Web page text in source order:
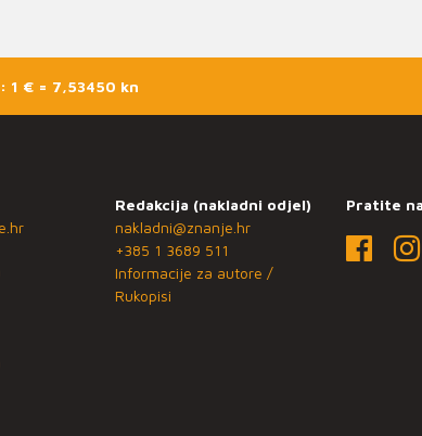
1 € = 7,53450 kn
Redakcija (nakladni odjel)
nakladni@znanje.hr
+385 1 3689 511
Informacije za autore /
Rukopisi
Pratite